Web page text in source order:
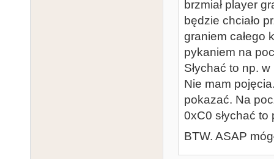
brzmiał player
będzie chciało
graniem całego
pykaniem na
Słychać to np.
Nie mam
pokazać. Na
0xC0 słychać to
BTW. ASAP